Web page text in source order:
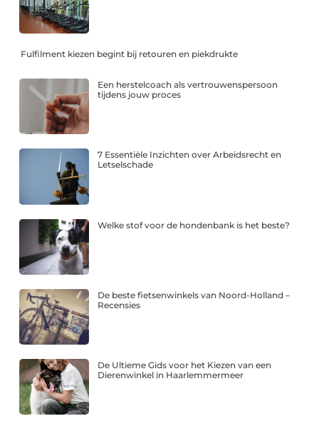
Fulfilment kiezen begint bij retouren en piekdrukte
Een herstelcoach als vertrouwenspersoon
tijdens jouw proces
7 Essentiële Inzichten over Arbeidsrecht en
Letselschade
Welke stof voor de hondenbank is het beste?
De beste fietsenwinkels van Noord-Holland –
Recensies
De Ultieme Gids voor het Kiezen van een
Dierenwinkel in Haarlemmermeer